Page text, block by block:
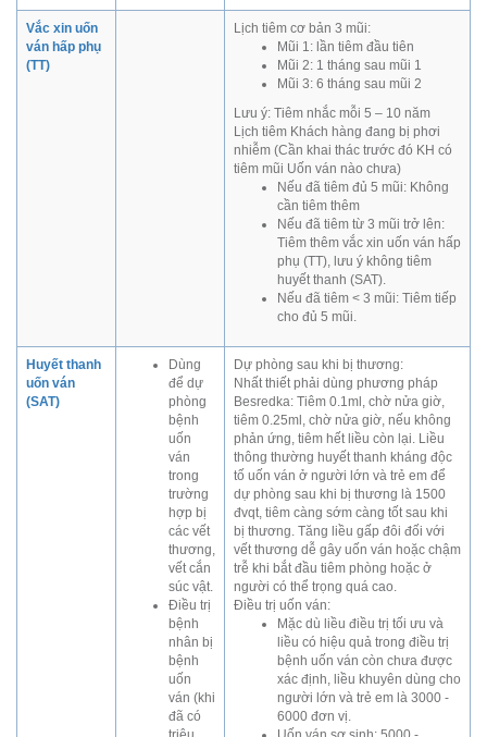
Vắc xin uốn
ván hấp phụ
(TT)
Lịch tiêm cơ bản 3 mũi:
Mũi 1: lần tiêm đầu tiên
Mũi 2: 1 tháng sau mũi 1
Mũi 3: 6 tháng sau mũi 2
Lưu ý: Tiêm nhắc mỗi 5 – 10 năm
Lịch tiêm Khách hàng đang bị phơi
nhiễm (Cần khai thác trước đó KH có
tiêm mũi Uốn ván nào chưa)
Nếu đã tiêm đủ 5 mũi: Không
cần tiêm thêm
Nếu đã tiêm từ 3 mũi trở lên:
Tiêm thêm vắc xin uốn ván hấp
phụ (TT), lưu ý không tiêm
huyết thanh (SAT).
Nếu đã tiêm < 3 mũi: Tiêm tiếp
cho đủ 5 mũi.
Huyết thanh
uốn ván
(SAT)
Dùng
để dự
phòng
bệnh
uốn
ván
trong
trường
hợp bị
các vết
thương,
vết cắn
súc vật.
Điều trị
bệnh
nhân bị
bệnh
uốn
ván (khi
đã có
Dự phòng sau khi bị thương:
Nhất thiết phải dùng phương pháp
Besredka: Tiêm 0.1ml, chờ nửa giờ,
tiêm 0.25ml, chờ nửa giờ, nếu không
phản ứng, tiêm hết liều còn lại. Liều
thông thường huyết thanh kháng độc
tố uốn ván ở người lớn và trẻ em để
dự phòng sau khi bị thương là 1500
đvqt, tiêm càng sớm càng tốt sau khi
bị thương. Tăng liều gấp đôi đối với
vết thương dễ gây uốn ván hoặc chậm
trễ khi bắt đầu tiêm phòng hoặc ở
người có thể trọng quá cao.
Điều trị uốn ván:
Mặc dù liều điều trị tối ưu và
liều có hiệu quả trong điều trị
bệnh uốn ván còn chưa được
xác định, liều khuyên dùng cho
người lớn và trẻ em là 3000 -
6000 đơn vị.